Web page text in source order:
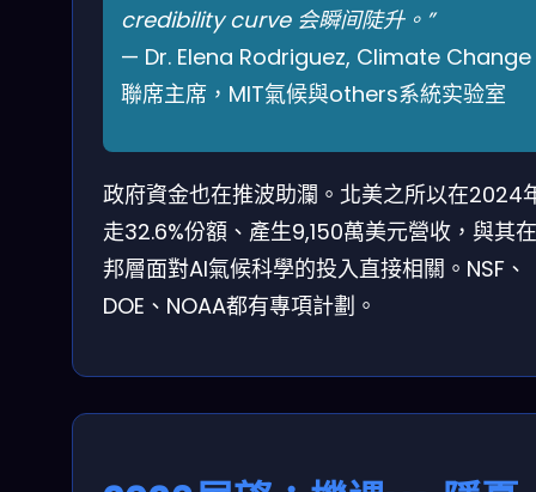
credibility curve 会瞬间陡升。”
— Dr. Elena Rodriguez, Climate Change
聯席主席，MIT氣候與others系統实验室
政府資金也在推波助瀾。北美之所以在2024
走32.6%份額、產生9,150萬美元營收，與其
邦層面對AI氣候科學的投入直接相關。NSF、
DOE、NOAA都有專項計劃。